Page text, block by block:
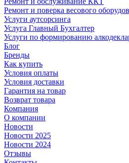
Ремонт и поверка весового
Услуги аутсорсинга
Услуга Главный Бухгалтер
Услуги по формированию
Блог
Бренды
Как купить
Условия оплаты
Условия доставки
Гарантия на товар
Возврат товара
Компания
О компании
Новости
Новости 2025
Новости 2024
Отзывы